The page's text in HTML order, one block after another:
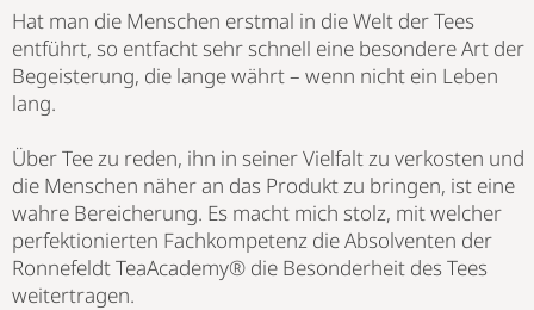
Hat man die Menschen erstmal in die Welt der Tees
entführt, so entfacht sehr schnell eine besondere Art der
Begeisterung, die lange währt – wenn nicht ein Leben
lang.
Über Tee zu reden, ihn in seiner Vielfalt zu verkosten und
die Menschen näher an das Produkt zu bringen, ist eine
wahre Bereicherung. Es macht mich stolz, mit welcher
perfektionierten Fachkompetenz die Absolventen der
Ronnefeldt TeaAcademy® die Besonderheit des Tees
weitertragen.